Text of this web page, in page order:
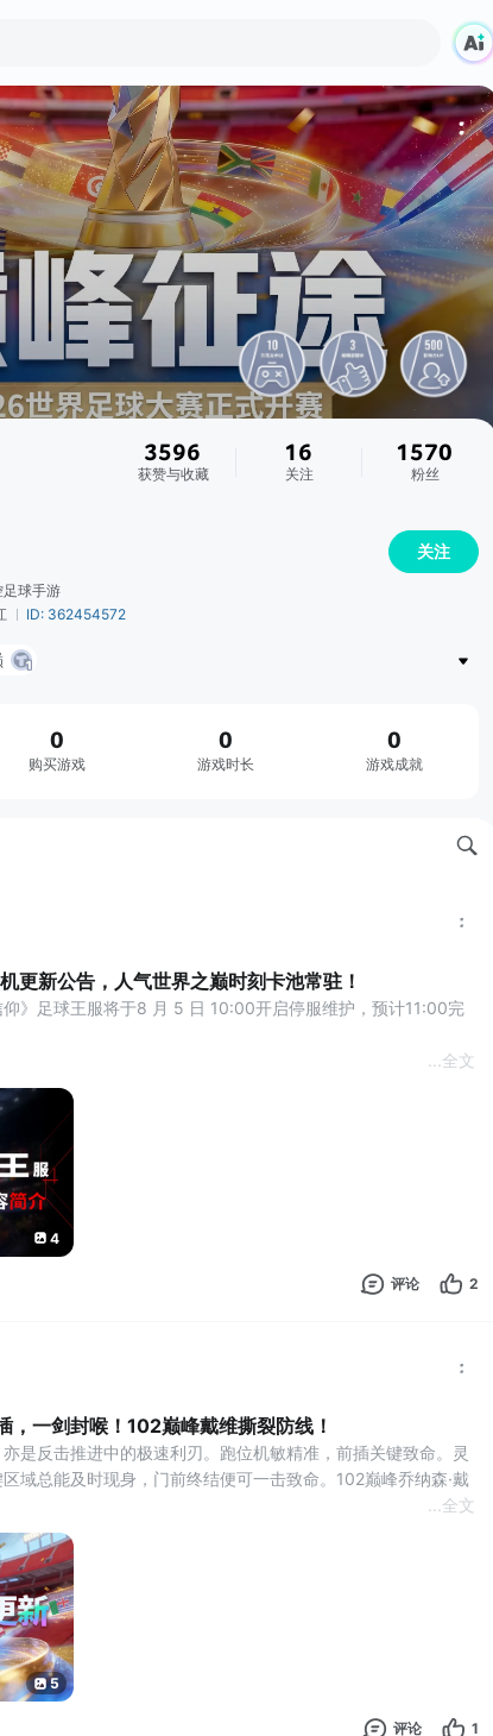
3596
获赞与收藏
16
关注
1570
粉丝
关注
足球手游
ID: 362454572
0
购买游戏
0
游戏时长
0
游戏成就
更新公告，人气世界之巅时刻卡池常驻！
》足球王服将于8 月 5 日 10:00开启停服维护，预计11:00完
赛季常驻，以下卡池持续开放覆盖整个赛季。
【费尔南德斯 - 世界之巅】世界之巅 - 高卢铁壁：可获取【萨
- 新王之锋：可获取【姆巴佩 - 世界之巅】世界之巅 - 传奇终
全文
4
评论 2
，一剑封喉！102巅峰戴维撕裂防线！
是反击推进中的极速利刃。跑位机敏精准，前插关键致命。灵
域总能及时现身，门前终结便可一击致命。102巅峰乔纳森·戴
3日11时至8月10日11时开启！每次招募都有概率获得102潜力
潜力值巅峰【尤塔基斯】、101潜力精选【克莱·拉林】等球
全文
5
评论 1